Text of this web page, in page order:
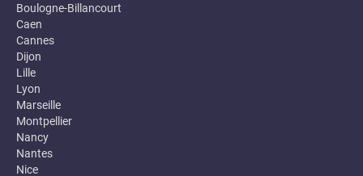
Boulogne-Billancourt
Caen
Cannes
Dijon
Lille
Lyon
Marseille
Montpellier
Nancy
Nantes
Nice